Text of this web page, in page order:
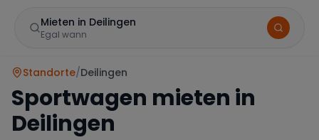
Mieten in Deilingen
Egal wann
Standorte/Deilingen
Sportwagen mieten in
Deilingen